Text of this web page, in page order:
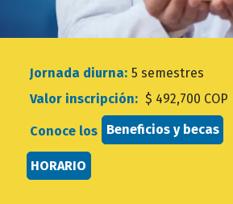
Jornada diurna:5 semestres
Valor inscripción:$ 492,700 COP
Conoce los Beneficios y becas
HORARIO